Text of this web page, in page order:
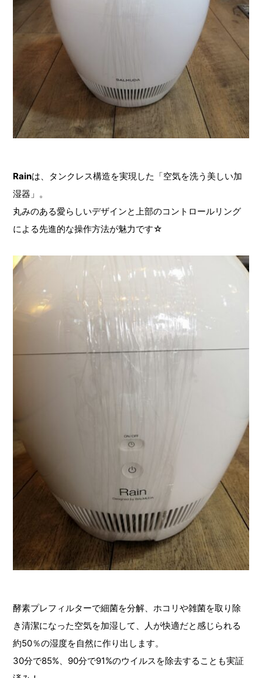
Rainは、タンクレス構造を実現した「空気を洗う美しい加
湿器」。
丸みのある愛らしいデザインと上部のコントロールリング
による先進的な操作方法が魅力です☆
酵素プレフィルターで細菌を分解、ホコリや雑菌を取り除
き清潔になった空気を加湿して、人が快適だと感じられる
約50％の湿度を自然に作り出します。
30分で85%、90分で91%のウイルスを除去することも実証